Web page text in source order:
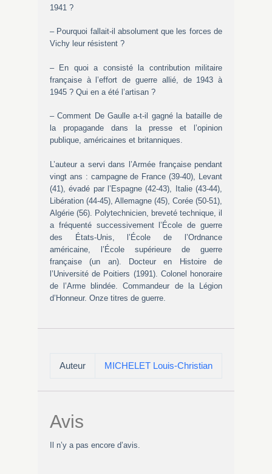
1941 ?
– Pourquoi fallait-il absolument que les forces de
Vichy leur résistent ?
– En quoi a consisté la contribution militaire
française à l’effort de guerre allié, de 1943 à
1945 ? Qui en a été l’artisan ?
– Comment De Gaulle a-t-il gagné la bataille de
la propagande dans la presse et l’opinion
publique, américaines et britanniques.
L’auteur a servi dans l’Armée française pendant
vingt ans : campagne de France (39-40), Levant
(41), évadé par l’Espagne (42-43), Italie (43-44),
Libération (44-45), Allemagne (45), Corée (50-51),
Algérie (56). Polytechnicien, breveté technique, il
a fréquenté successivement l’École de guerre
des États-Unis, l’École de l’Ordnance
américaine, l’École supérieure de guerre
française (un an). Docteur en Histoire de
l’Université de Poitiers (1991). Colonel honoraire
de l’Arme blindée. Commandeur de la Légion
d’Honneur. Onze titres de guerre.
Auteur MICHELET Louis-Christian
Avis
Il n’y a pas encore d’avis.